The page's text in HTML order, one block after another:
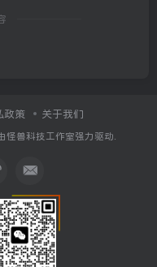
政策 关于我们
怪兽科技工作室强力驱动.